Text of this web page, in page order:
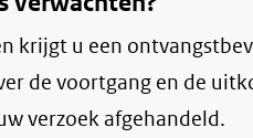
krijgt u een
de voortgang en de
verzoek afgehandeld.